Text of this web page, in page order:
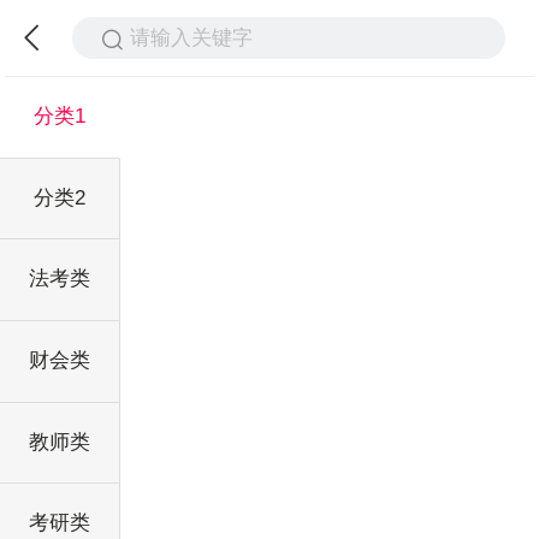
请输入关键字
分类1
分类2
法考类
财会类
教师类
考研类